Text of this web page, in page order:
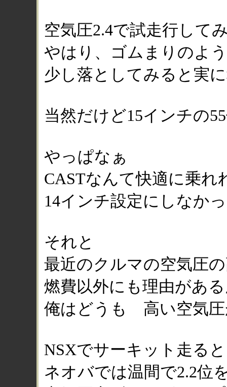
空気圧2.4で試走行して
やはり、ゴムまりのよ
少し落としてみると実
当然だけど15インチの
やっぱなぁ
CASTなんて快適に乗れ
14インチ設定にしなか
それと
最近のクルマの空気圧
燃費以外にも理由があ
俺はどうも 高い空気圧
NSXでサーキット走る
ネオバでは温間で2.2位